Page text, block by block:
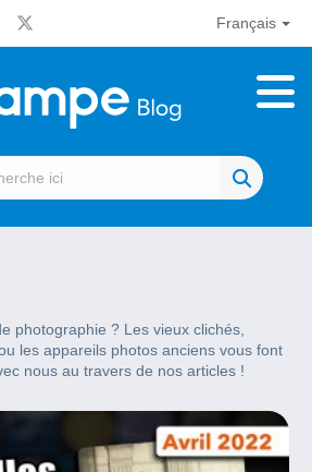
Français
photographie ? Les vieux clichés,
les appareils photos anciens vous font
nous au travers de nos articles !